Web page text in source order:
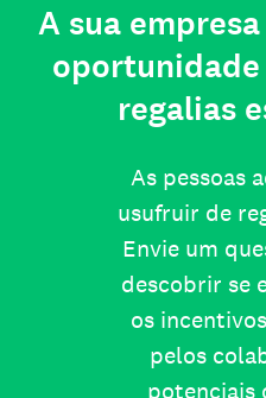
A sua
regalias
As pessoas
usufruir de
Envie um
descobrir se
os
pelos
potenciais